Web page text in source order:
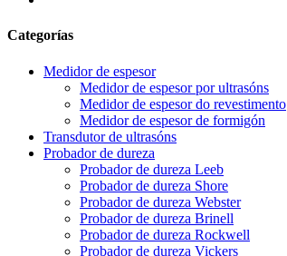
Categorías
Medidor de espesor
Medidor de espesor por ultrasóns
Medidor de espesor do revestimento
Medidor de espesor de formigón
Transdutor de ultrasóns
Probador de dureza
Probador de dureza Leeb
Probador de dureza Shore
Probador de dureza Webster
Probador de dureza Brinell
Probador de dureza Rockwell
Probador de dureza Vickers